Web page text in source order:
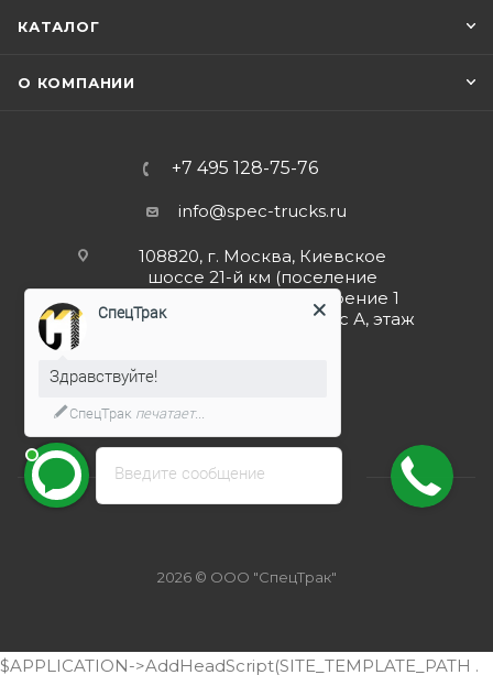
КАТАЛОГ
О КОМПАНИИ
+7 495 128-75-76
info@spec-trucks.ru
108820, г. Москва, Киевское
шоссе 21-й км (поселение
Мосрентген), дом 3 строение 1
(Бизнес-центр G10), корпус А, этаж
2026 © ООО "СпецТрак"
$APPLICATION->AddHeadScript(SITE_TEMPLATE_PATH .
Введите сообщение
СпецТрак
Здравствуйте!
СпецТрак печатает...